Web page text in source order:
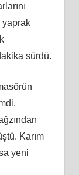
yaprak
sürdü.
Karım
yeni